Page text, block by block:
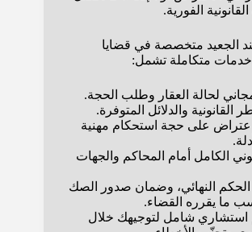
الفورية.
الجعيد متخصصة في قضايا
خدمات متكاملة تشمل:
لحالة العقار وطلب الحجة.
القانونية والدلائل المتوفرة.
اعتراض على حجة استحكام مهنية
الكامل أمام المحاكم والجهات
الحكم النهائي، وضمان صدور الصك
ما يقرره القضاء.
استشاري شامل لتوجيهك خلال